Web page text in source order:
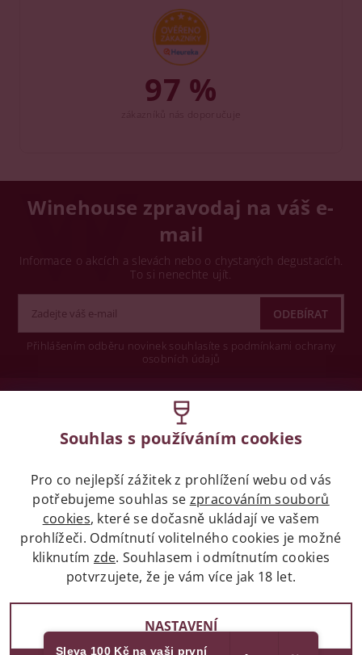
97 %
Winehouse zpravodaj na váš e-
mail
Informace o akcích a slevách nebo o chystaných degustacích.
To si nenechte ujít.
Přihlášením odběru novinek souhlasíte s podmínkami ochrany
osobních údajů
Legislativa
Zákaz prodeje alkoholických nápojů osobám
mladších 18 let.
Naše služby
Souhlas s používáním cookies
Pro co nejlepší zážitek z prohlížení webu od vás
potřebujeme souhlas se zpracováním souborů
cookies, které se dočasně ukládají ve vašem
prohlížeči. Odmítnutí volitelného cookies je možné
kliknutím zde. Souhlasem i odmítnutím cookies
potvrzujete, že je vám více jak 18 let.
NASTAVENÍ
Sleva 100 Kč na vaši první